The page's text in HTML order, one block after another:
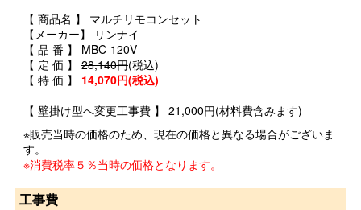
【 商品名 】 マルチリモコンセット
【メーカー】 リンナイ
【 品 番 】 MBC-120V
【 定 価 】 28,140円(税込)
【 特 価 】 14,070円(税込)
【 壁掛け型へ変更工事費 】 21,000円(材料費含みます)
※販売当時の価格のため、現在の価格と異なる場合がございま
す。
※消費税率５％当時の価格となります。
工事費